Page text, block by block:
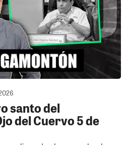
santo del
del Cuervo 5 de